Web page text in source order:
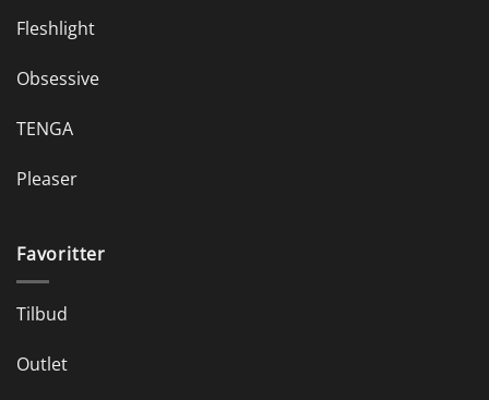
Fleshlight
Obsessive
TENGA
Pleaser
Favoritter
Tilbud
Outlet